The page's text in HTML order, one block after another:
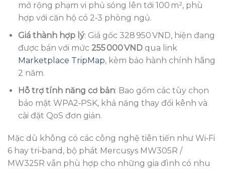
mở rộng phạm vi phủ sóng lên tới 100 m², phù
hợp với căn hộ có 2‑3 phòng ngủ.
Giá thành hợp lý: Giá gốc 328 950 VND, hiện đang
được bán với mức 255 000 VNDqua link
Marketplace TripMap, kèm bảo hành chính hãng
2 năm.
Hỗ trợ tính năng cơ bản: Bao gồm các tùy chọn
bảo mật WPA2‑PSK, khả năng thay đổi kênh và
cài đặt QoS đơn giản.
Mặc dù không có các công nghệ tiên tiến như Wi‑Fi
6 hay tri‑band, bộ phát Mercusys MW305R /
MW325R vẫn phù hợp cho những gia đình có nhu